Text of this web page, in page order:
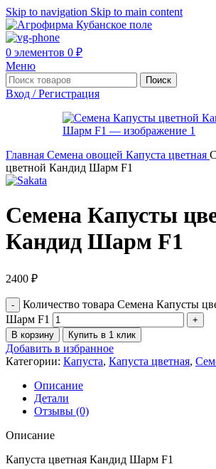
Skip to navigation Skip to main content
0 элементов 0 ₽
Меню
Поиск
Вход / Регистрация
Главная Семена овощей Капуста цветная
цветной Кандид Шарм F1
Семена Капусты
Кандид Шарм F1
2400 ₽
Количество товара Семена Капусты
Шарм F1
В корзину Купить в 1 клик
Добавить в избранное
Категории: Капуста, Капуста цветная,
Описание
Детали
Отзывы (0)
Описание
Капуста цветная Кандид Шарм F1